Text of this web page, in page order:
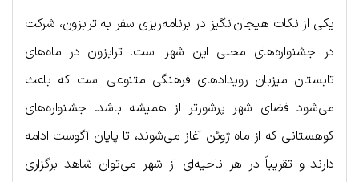
یکی از نکات هیجان‌انگیز در برنامه‌ریزی سفر به ترابزون، شرکت
در جشنواره‌های محلی این شهر است. ترابزون در ماه‌های
تابستان میزبان رویدادهای فرهنگی متنوعی است که باعث
می‌شود فضای شهر پرشورتر از همیشه باشد. جشنواره‌های
کوهستانی که از ماه ژوئن آغاز می‌شوند، تا پایان آگوست ادامه
دارند و تقریباً در هر ناحیه‌ای از شهر می‌توان شاهد برگزاری